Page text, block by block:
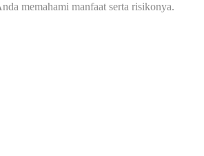
memahami manfaat serta risikonya.